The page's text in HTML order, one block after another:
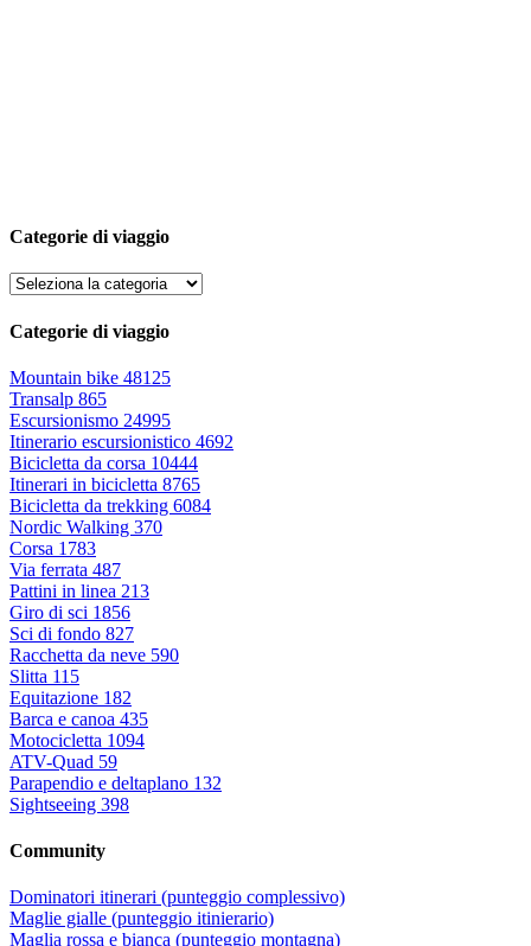
Categorie di viaggio
Categorie di viaggio
Mountain bike 48125
Transalp 865
Escursionismo 24995
Itinerario escursionistico 4692
Bicicletta da corsa 10444
Itinerari in bicicletta 8765
Bicicletta da trekking 6084
Nordic Walking 370
Corsa 1783
Via ferrata 487
Pattini in linea 213
Giro di sci 1856
Sci di fondo 827
Racchetta da neve 590
Slitta 115
Equitazione 182
Barca e canoa 435
Motocicletta 1094
ATV-Quad 59
Parapendio e deltaplano 132
Sightseeing 398
Community
Dominatori itinerari (punteggio complessivo)
Maglie gialle (punteggio itinierario)
Maglia rossa e bianca (punteggio montagna)